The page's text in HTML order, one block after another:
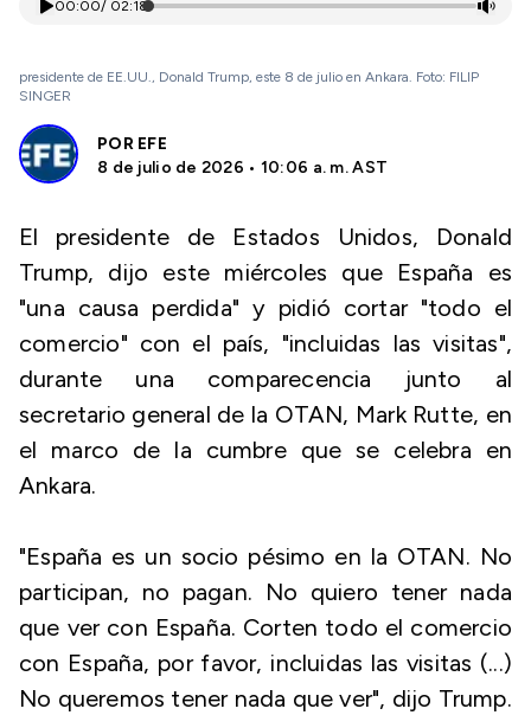
00:00/ 02:18
presidente de EE.UU., Donald Trump, este 8 de julio en Ankara. Foto: FILIP
SINGER
POR EFE
8 de julio de 2026 • 10:06 a. m. AST
El presidente de Estados Unidos, Donald
Trump, dijo este miércoles que España es
"una causa perdida" y pidió cortar "todo el
comercio" con el país, "incluidas las visitas",
durante una comparecencia junto al
secretario general de la OTAN, Mark Rutte, en
el marco de la cumbre que se celebra en
Ankara.
"España es un socio pésimo en la OTAN. No
participan, no pagan. No quiero tener nada
que ver con España. Corten todo el comercio
con España, por favor, incluidas las visitas (...)
No queremos tener nada que ver", dijo Trump.